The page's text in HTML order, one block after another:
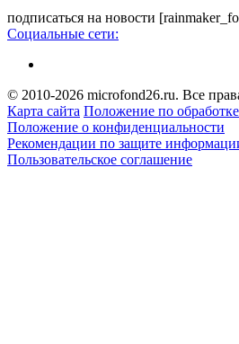
подписаться на новости
Социальные сети:
© 2010-2026 microfond26.ru. Все
Карта сайта Положение по
Положение о конфиденциальности
Рекомендации по защите
Пользовательское соглашение